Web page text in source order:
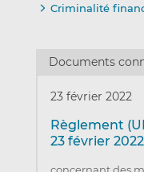
Criminalité
Documents
23 février 2022
Règlement
23 février 2022